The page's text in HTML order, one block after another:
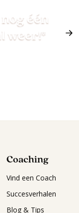
één
weer!*
Coaching
Vind een Coach
Succesverhalen
Blog & Tips